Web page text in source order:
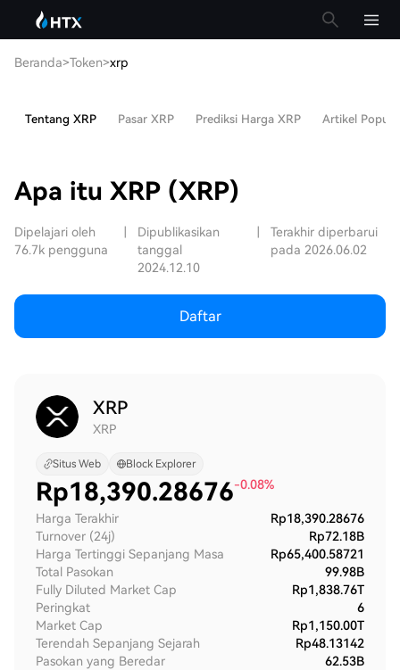
Beranda>Token>xrp
Tentang XRP Pasar XRP Prediksi Harga XRP Artikel
Apa itu XRP (XRP)
Dipelajari oleh
76.7k pengguna
Dipublikasikan
tanggal
2024.12.10
Terakhir diperbarui
pada 2026.06.02
Daftar
XRP
XRP
Situs Web Block Explorer
Rp18,390.28676-0.08%
Harga Terakhir
Rp18,390.28676
Turnover (24j)
Rp72.18B
Harga Tertinggi Sepanjang Masa
Rp65,400.58721
Total Pasokan
99.98B
Fully Diluted Market Cap
Rp1,838.76T
Peringkat
6
Market Cap
Rp1,150.00T
Terendah Sepanjang Sejarah
Rp48.13142
Pasokan yang Beredar
62.53B